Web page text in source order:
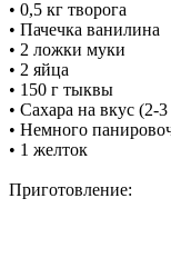
• 0,5 кг творога
• Пачечка ванилина
• 2 ложки муки
• 2 яйца
• 150 г тыквы
• Сахара на вкус (2-
• Немного
• 1 желток
Приготовление: